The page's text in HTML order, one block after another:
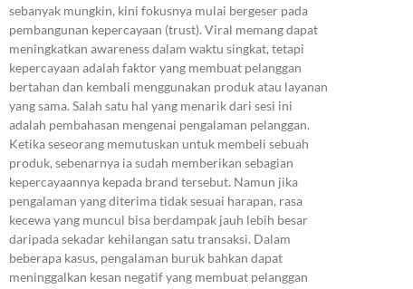
sebanyak mungkin, kini fokusnya mulai bergeser pada
pembangunan kepercayaan (trust). Viral memang dapat
meningkatkan awareness dalam waktu singkat, tetapi
kepercayaan adalah faktor yang membuat pelanggan
bertahan dan kembali menggunakan produk atau layanan
yang sama. Salah satu hal yang menarik dari sesi ini
adalah pembahasan mengenai pengalaman pelanggan.
Ketika seseorang memutuskan untuk membeli sebuah
produk, sebenarnya ia sudah memberikan sebagian
kepercayaannya kepada brand tersebut. Namun jika
pengalaman yang diterima tidak sesuai harapan, rasa
kecewa yang muncul bisa berdampak jauh lebih besar
daripada sekadar kehilangan satu transaksi. Dalam
beberapa kasus, pengalaman buruk bahkan dapat
meninggalkan kesan negatif yang membuat pelanggan